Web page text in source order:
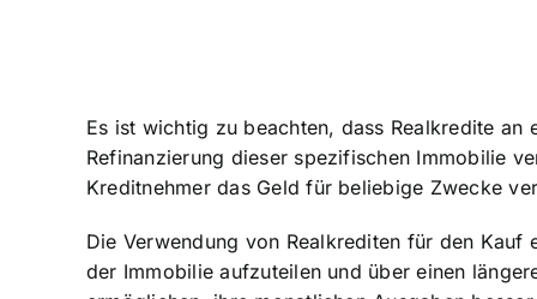
Es ist wichtig zu beachten, dass Realkredite
Refinanzierung dieser spezifischen Immobilie
Kreditnehmer das Geld für beliebige Zwecke
Die Verwendung von Realkrediten für den
der Immobilie aufzuteilen und über einen